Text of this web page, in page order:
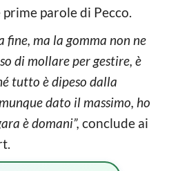
parole di Pecco.
fine, ma la gomma non ne
di mollare per gestire, è
tutto è dipeso dalla
dato il massimo, ho
è domani”, conclude ai